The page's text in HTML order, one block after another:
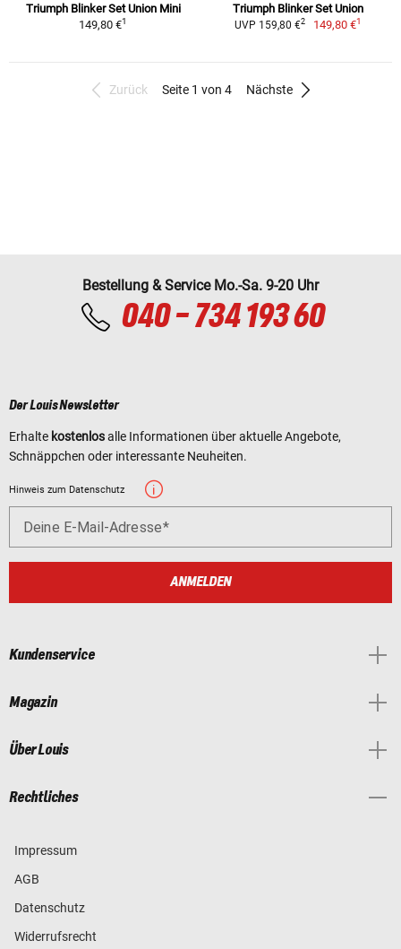
Triumph Blinker Set Union Mini
149,80 €1
Triumph Blinker Set Union
UVP 159,80 €2 149,80 €1
Zurück Seite 1 von 4 Nächste
Bestellung & Service Mo.-Sa. 9-20 Uhr
040 - 734 193 60
Der Louis Newsletter
Erhalte kostenlosalle Informationen über aktuelle Angebote,
Schnäppchen oder interessante Neuheiten.
Hinweis zum Datenschutz
Deine E-Mail-Adresse
ANMELDEN
Kundenservice
Magazin
Über Louis
Rechtliches
Impressum
AGB
Datenschutz
Widerrufsrecht